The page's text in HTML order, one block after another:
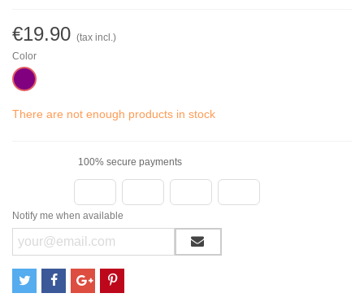
€19.90 (tax incl.)
Color
Amethyst
There are not enough products in stock
100% secure payments
Notify me when available